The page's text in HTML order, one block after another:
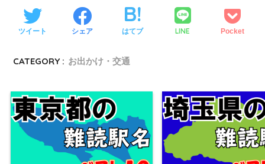
ツイート シェア はてブ LINE Pocket
CATEGORY : お出かけ・交通